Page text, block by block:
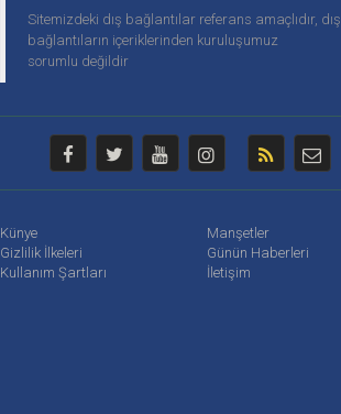
Sitemizdeki dış bağlantılar referans amaçlıdır, dış
bağlantıların içeriklerinden kuruluşumuz
sorumlu değildir
Künye
Gizlilik İlkeleri
Kullanım Şartları
Manşetler
Günün Haberleri
İletişim